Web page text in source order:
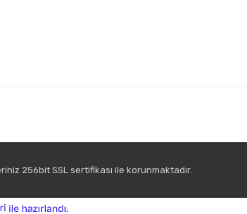
256bit SSL sertifikası ile korunmaktadır.
e-